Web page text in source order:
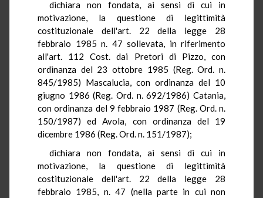
dichiara non fondata, ai sensi di cui in
motivazione, la questione di legittimità
costituzionale dell'art. 22 della legge 28
febbraio 1985 n. 47 sollevata, in riferimento
all'art. 112 Cost. dai Pretori di Pizzo, con
ordinanza del 23 ottobre 1985 (Reg. Ord. n.
845/1985) Mascalucia, con ordinanza del 10
giugno 1986 (Reg. Ord. n. 692/1986) Catania,
con ordinanza del 9 febbraio 1987 (Reg. Ord. n.
150/1987) ed Avola, con ordinanza del 19
dicembre 1986 (Reg. Ord. n. 151/1987);
dichiara non fondata, ai sensi di cui in
motivazione, la questione di legittimità
costituzionale dell'art. 22 della legge 28
febbraio 1985, n. 47 (nella parte in cui non